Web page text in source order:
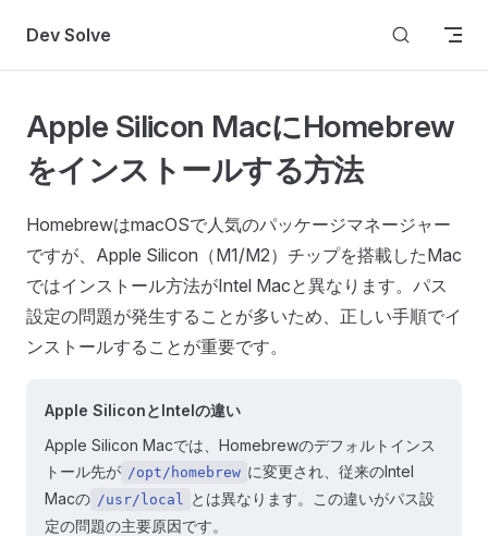
Skip to content
Dev Solve
Apple Silicon MacにHomebrew
をインストールする方法
HomebrewはmacOSで人気のパッケージマネージャー
ですが、Apple Silicon（M1/M2）チップを搭載したMac
ではインストール方法がIntel Macと異なります。パス
設定の問題が発生することが多いため、正しい手順でイ
ンストールすることが重要です。
Apple SiliconとIntelの違い
Apple Silicon Macでは、Homebrewのデフォルトインス
トール先が /opt/homebrew に変更され、従来のIntel
Macの /usr/local とは異なります。この違いがパス設
定の問題の主要原因です。